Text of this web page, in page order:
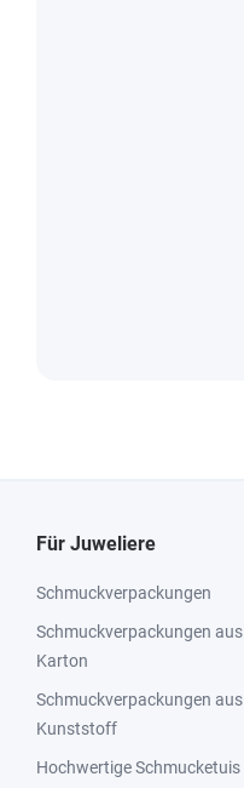
Für Juweliere
Schmuckverpackungen
Schmuckverpackungen aus
Karton
Schmuckverpackungen aus
Kunststoff
Hochwertige Schmucketuis